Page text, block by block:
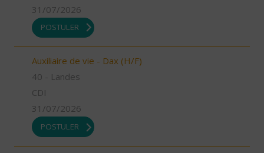
31/07/2026
POSTULER
Auxiliaire de vie - Dax (H/F)
40 - Landes
CDI
31/07/2026
POSTULER